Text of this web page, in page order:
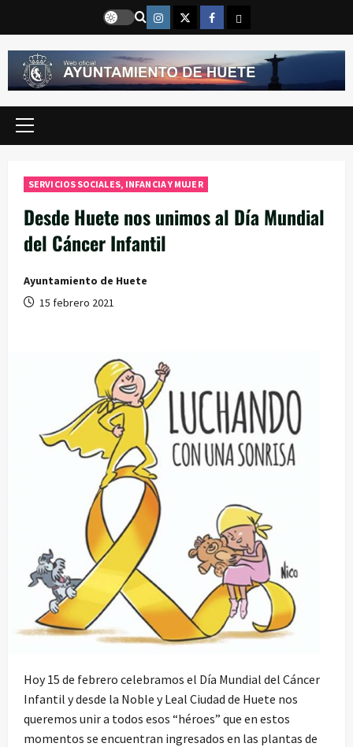
contenido
Instragram
TwitterFacebook
Email
Menú
SERVICIOS SOCIALES, INFANCIA Y MUJER
Desde Huete nos unimos al Día Mundial
del Cáncer Infantil
Ayuntamiento de Huete
15 febrero 2021
Hoy 15 de febrero celebramos el Día Mundial del Cáncer
Infantil y desde la Noble y Leal Ciudad de Huete nos
queremos unir a todos esos “héroes” que en estos
momentos se encuentran ingresados en las plantas de